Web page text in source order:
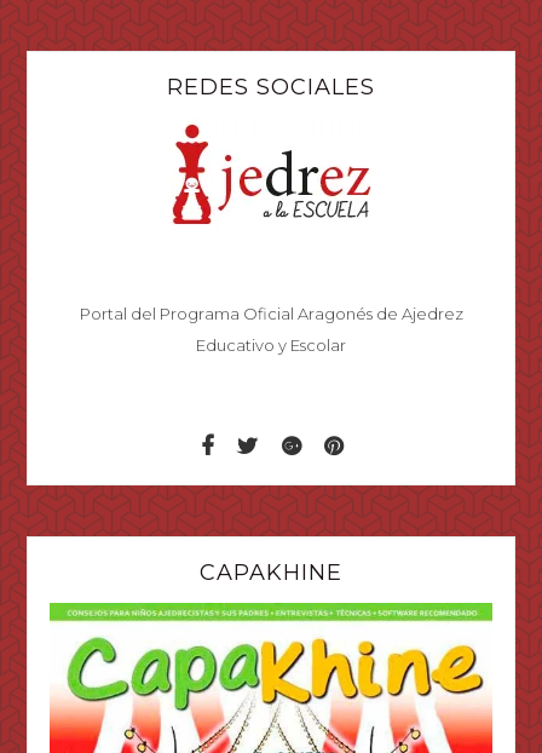
REDES SOCIALES
Portal del Programa Oficial Aragonés de Ajedrez
Educativo y Escolar
CAPAKHINE